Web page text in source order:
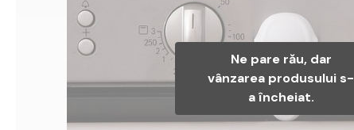
Ne pare rău, dar
vânzarea produsului s-
a încheiat.